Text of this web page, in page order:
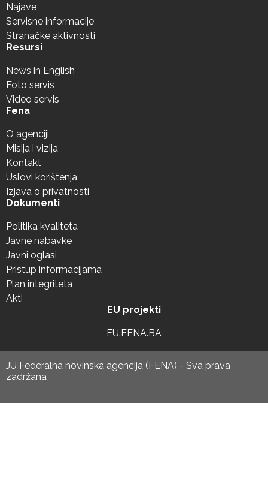
Najave
Servisne informacije
Stranačke aktivnosti
Resursi
News in English
Foto servis
Video servis
Fena
O agenciji
Misija i vizija
Kontakt
Uslovi korištenja
Izjava o privatnosti
Dokumenti
Politika kvaliteta
Javne nabavke
Javni oglasi
Pristup informacijama
Plan integriteta
Akti
EU projekti
EU.FENA.BA
JU Federalna novinska agencija (FENA) - Sva prava
zadržana